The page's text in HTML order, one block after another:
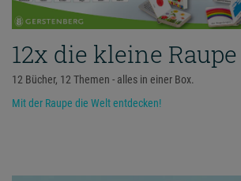
12x die kleine Raupe
12 Bücher, 12 Themen - alles in einer Box.
Mit der Raupe die Welt entdecken!